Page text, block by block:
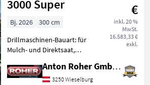
3000 Super
€
inkl. 20 %
MwSt.
16.583,33 €
exkl.
Bj. 2026
300 cm
Drillmaschinen-Bauart: für
Mulch- und Direktsaat,
Einscheibenschare,
Extrastriegel,
Anton Roher GmbH (ACA Center Roher)
3250 Wieselburg